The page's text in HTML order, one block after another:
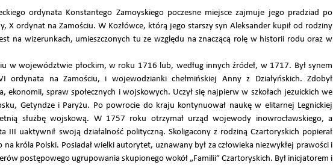
ordynata Konstantego Zamoyskiego poczesne miejsce zajmuje jego pradziad po
X ordynat na Zamościu. W Kozłówce, którą jego starszy syn Aleksander kupił od rodziny
na wizerunkach, umieszczonych tu ze względu na znaczącą rolę w historii rodu oraz w
w województwie płockim, w roku 1716 lub, według innych źródeł, w 1717. Był synem
ordynata na Zamościu, i wojewodzianki chełmińskiej Anny z Działyńskich. Zdobył
ekonomii, spraw społecznych i wojskowych. Uczył się najpierw w szkołach jezuickich we
Getyndze i Paryżu. Po powrocie do kraju kontynuował naukę w elitarnej Legnickiej
służbę wojskową. W 1757 roku otrzymał urząd wojewody inowrocławskiego, a
III uaktywnił swoją działalność polityczną. Skoligacony z rodziną Czartoryskich popierał
króla Polski. Posiadał wielki autorytet, uznawany był za człowieka niezwykłej prawości i
postępowego ugrupowania skupionego wokół „Familii” Czartoryskich. Był inicjatorem i